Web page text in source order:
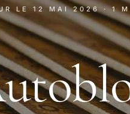
LE 12 MAI 2026 · 1